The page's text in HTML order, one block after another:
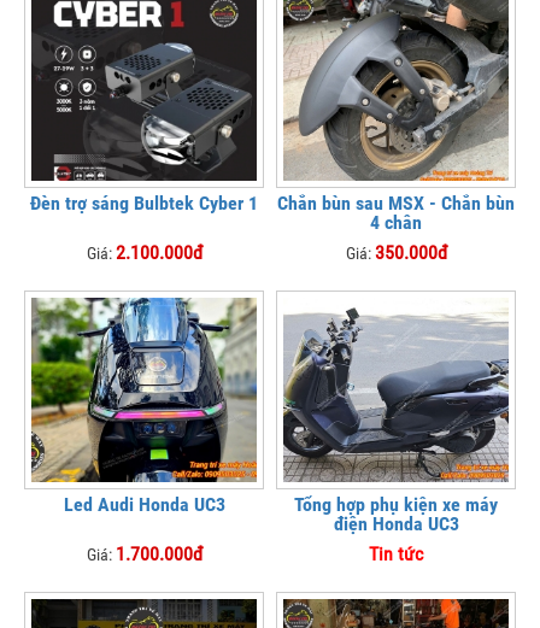
Đèn trợ sáng Bulbtek Cyber 1
Giá:2.100.000đ
Chắn bùn sau MSX - Chắn bùn
4 chân
Giá:350.000đ
Led Audi Honda UC3
Giá: 1.700.000đ
Tổng hợp phụ kiện xe máy
điện Honda UC3
Tin tức